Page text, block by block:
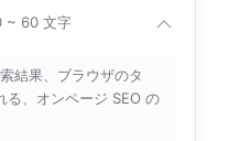
~ 60 文字
結果、ブラウザのタ
る、オンページ SEO の